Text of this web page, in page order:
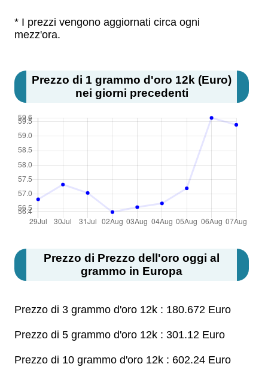
* I prezzi vengono aggiornati circa ogni
mezz'ora.
Prezzo di 1 grammo d'oro 12k (Euro)
nei giorni precedenti
Prezzo di Prezzo dell'oro oggi al
grammo in Europa
Prezzo di 3 grammo d'oro 12k : 180.672 Euro
Prezzo di 5 grammo d'oro 12k : 301.12 Euro
Prezzo di 10 grammo d'oro 12k : 602.24 Euro